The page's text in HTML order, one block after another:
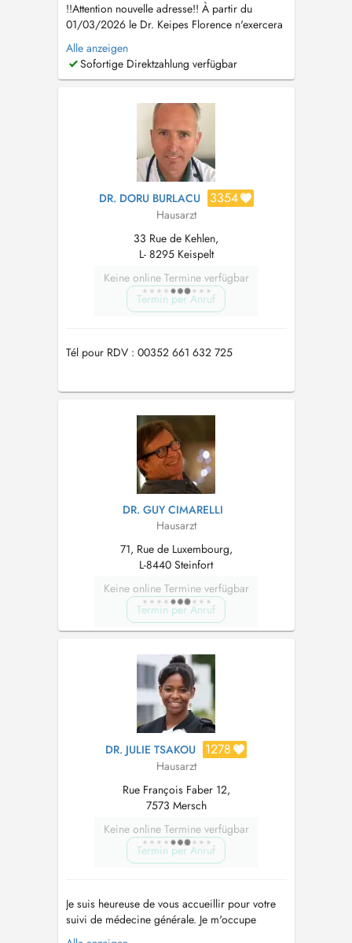
!!Attention nouvelle adresse!! À partir du
01/03/2026 le Dr. Keipes Florence n'exercera
plus au Cabinet Médical Steinsel, mais au
Centre Médical Tënten 2A, rue de l'Eglise L
7481 Tuntange Tel : 26 39 63 Fax : 26 39 63
remplace également le...
Alle anzeigen
Sofortige Direktzahlung verfügbar
DR. DORU BURLACU 3354
Hausarzt
33 Rue de Kehlen,
L- 8295 Keispelt
Keine online Termine verfügbar
Termin per Anruf
Tél pour RDV : 00352 661 632 725
DR. GUY CIMARELLI
Hausarzt
71, Rue de Luxembourg,
L-8440 Steinfort
Keine online Termine verfügbar
Termin per Anruf
DR. JULIE TSAKOU 1278
Hausarzt
Rue François Faber 12,
7573 Mersch
Keine online Termine verfügbar
Termin per Anruf
Je suis heureuse de vous accueillir pour votre
suivi de médecine générale. Je m'occupe
également de la santé des enfants dès la